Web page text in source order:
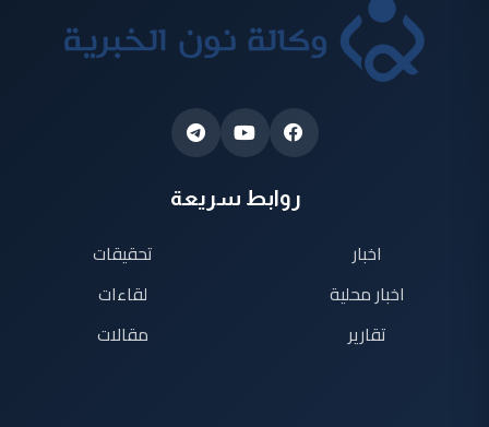
روابط سريعة
اخبار
اخبار محلية
تقارير
تحقيقات
لقاءات
مقالات